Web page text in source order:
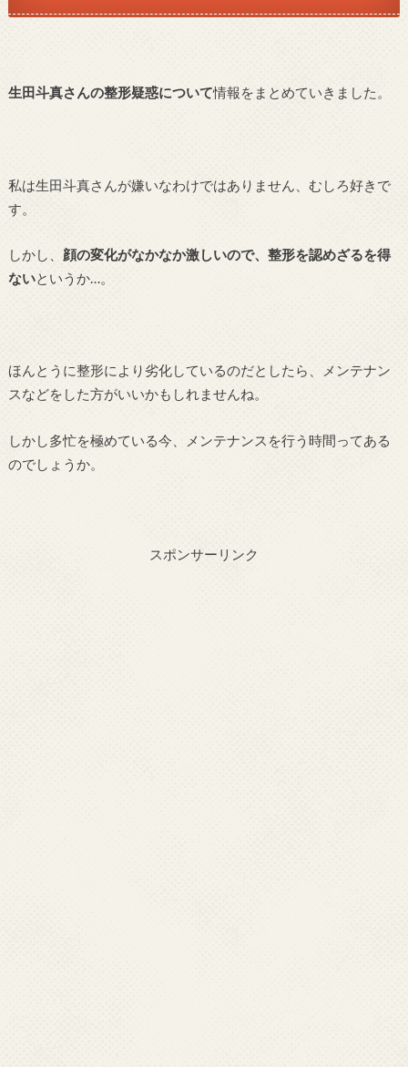
生田斗真さんの整形疑惑について情報をまとめていきました。
私は生田斗真さんが嫌いなわけではありません、むしろ好きで
す。
しかし、 顔の変化がなかなか激しいので、整形を認めざるを得
ないというか…。
ほんとうに整形により劣化しているのだとしたら、メンテナン
スなどをした方がいいかもしれませんね。
しかし多忙を極めている今、メンテナンスを行う時間ってある
のでしょうか。
スポンサーリンク